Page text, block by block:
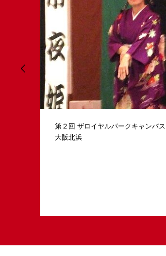
第19回 小夜姫英語落語会 in 谷町アロ
ハ